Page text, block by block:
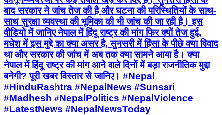
बाद सरकार ने जांच तेज की है और घटना की परिस्थितियों के साथ-
साथ सुरक्षा व्यवस्था की भूमिका की भी जांच की जा रही है। इस
वीडियो में जानिए नेपाल में हिंदू राष्ट्र की मांग फिर क्यों तेज हुई,
मधेश में इस मुद्दे का क्या असर है, सुनसरी में हिंसा के पीछे क्या विवाद
था और सरकार की जांच में अब तक क्या सामने आया है। क्या
नेपाल में हिंदू राष्ट्र की मांग आने वाले दिनों में बड़ा राजनीतिक मुद्दा
बनेगी? पूरी खबर विस्तार से जानिए। #Nepal
#HinduRashtra #NepalNews #Sunsari
#Madhesh #NepalPolitics #NepalViolence
#LatestNews #NepalNewsToday